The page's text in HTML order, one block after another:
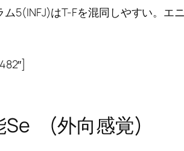
ム5(INFJ)はT-Fを混同しやすい。エ
Se (外向感覚)